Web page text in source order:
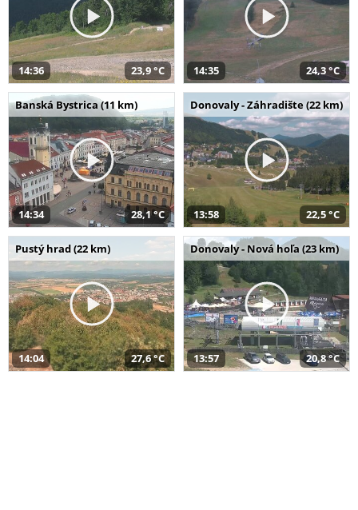
14:36 23,9 °C 14:35 24,3 °C
Banská Bystrica (11 km)
14:34 28,1 °C
Donovaly - Záhradište (22 km)
13:58 22,5 °C
Pustý hrad (22 km)
14:04 27,6 °C
Donovaly - Nová hoľa (23 km)
13:57 20,8 °C